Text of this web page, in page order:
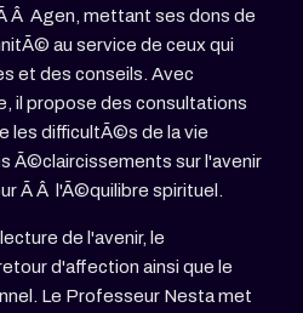
Â Agen, mettant ses dons de
au service de ceux qui
et des conseils. Avec
il propose des consultations
les difficultÃ©s de la vie
Ã©claircissements sur l'avenir
Ã Â l'Ã©quilibre spirituel.
de l'avenir, le
d'affection ainsi que le
Le Professeur Nesta met